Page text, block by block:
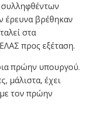
έρευνα βρέθηκαν
στα
προς εξέταση.
πρώην υπουργού.
μάλιστα, έχει
τον πρώην